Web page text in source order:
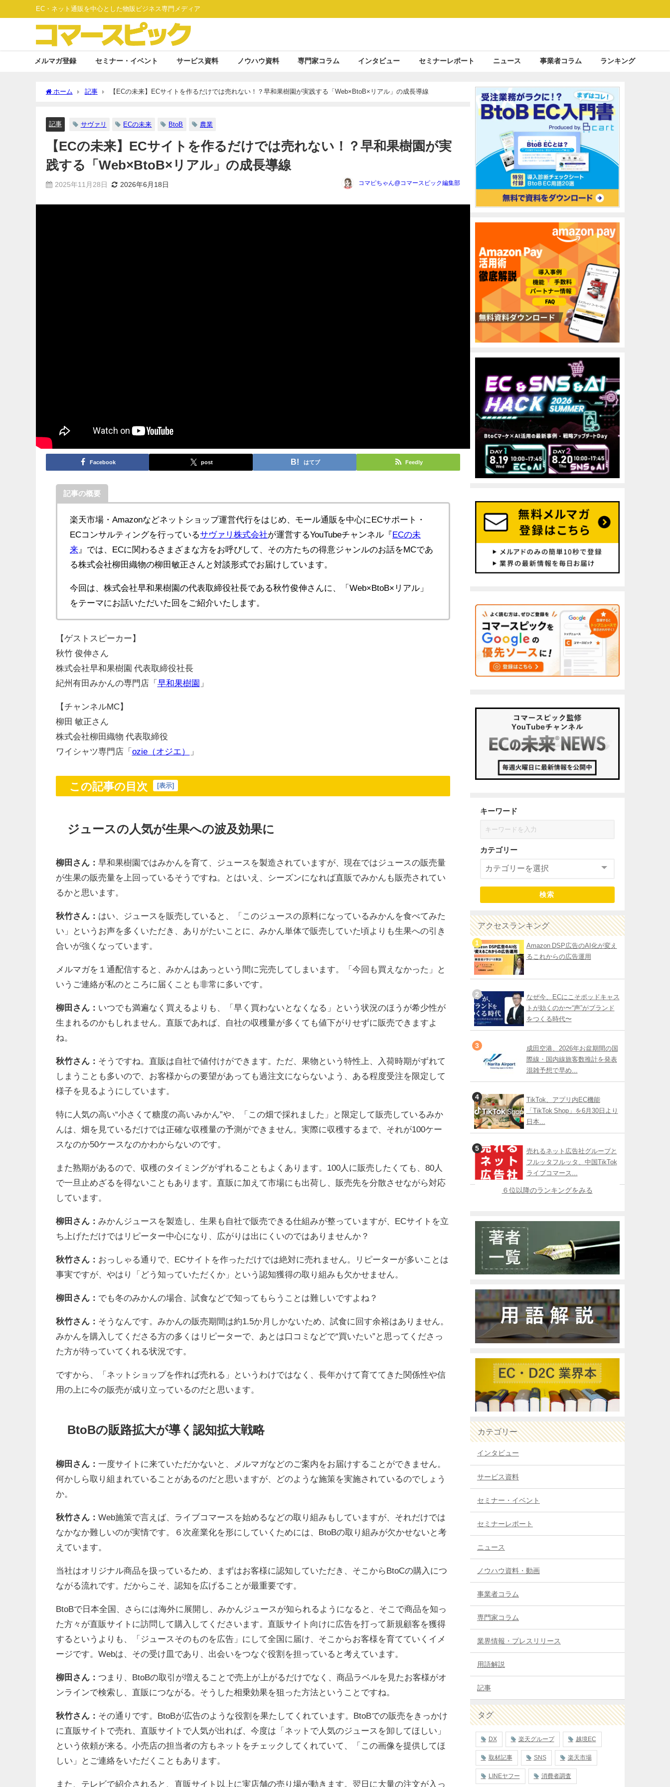
EC・ネット通販を中心とした物販ビジネス専門メディア
メルマガ登録 セミナー・イベント サービス資料 ノウハウ資料 専門家コラム インタビュー セミナーレポート ニュース 事業者コラム ランキング
ホーム 記事 【ECの未来】ECサイトを作るだけでは売れない！？早和果樹園が実践する「Web×BtoB×リアル」の成長導線
記事 サヴァリ ECの未来 BtoB 農業
【ECの未来】ECサイトを作るだけでは売れない！？早和果樹園が実
践する「Web×BtoB×リアル」の成長導線
2025年11月28日 2026年6月18日 コマピちゃん@コマースピック編集部
Facebook post はてブ Feedly
記事の概要
楽天市場・Amazonなどネットショップ運営代行をはじめ、モール通販を中心にECサポート・
ECコンサルティングを行っているサヴァリ株式会社が運営するYouTubeチャンネル『ECの未
来 』では、ECに関わるさまざまな方をお呼びして、その方たちの得意ジャンルのお話をMCであ
る株式会社柳田織物の柳田敏正さんと対談形式でお届けしています。
今回は、株式会社早和果樹園の代表取締役社長である秋竹俊伸さんに、「Web×BtoB×リアル」
をテーマにお話いただいた回をご紹介いたします。
【ゲストスピーカー】
秋竹 俊伸さん
株式会社早和果樹園 代表取締役社長
紀州有田みかんの専門店「 早和果樹園 」
【チャンネルMC】
柳田 敏正さん
株式会社柳田織物 代表取締役
ワイシャツ専門店「 ozie（オジエ） 」
この記事の目次 [表示]
ジュースの人気が生果への波及効果に
柳田さん： 早和果樹園ではみかんを育て、ジュースを製造されていますが、現在ではジュースの販売量
が生果の販売量を上回っているそうですね。とはいえ、シーズンになれば直販でみかんも販売されてい
るかと思います。
秋竹さん： はい、ジュースを販売していると、「このジュースの原料になっているみかんを食べてみた
い」というお声を多くいただき、ありがたいことに、みかん単体で販売していた頃よりも生果への引き
合いが強くなっています。
メルマガを１通配信すると、みかんはあっという間に完売してしまいます。「今回も買えなかった」と
いうご連絡が私のところに届くことも非常に多いです。
柳田さん： いつでも満遍なく買えるよりも、「早く買わないとなくなる」という状況のほうが希少性が
生まれるのかもしれません。直販であれば、自社の収穫量が多くても値下がりせずに販売できますよ
ね。
秋竹さん： そうですね。直販は自社で値付けができます。ただ、果物という特性上、入荷時期がずれて
しまうことも多いので、お客様からの要望があっても過注文にならないよう、ある程度受注を限定して
様子を見るようにしています。
特に人気の高い“小さくて糖度の高いみかん”や、「この畑で採れました」と限定して販売しているみか
んは、畑を見ているだけでは正確な収穫量の予測ができません。実際に収穫するまで、それが100ケー
スなのか50ケースなのかわからないのです。
また熟期があるので、収穫のタイミングがずれることもよくあります。100人に販売したくても、80人
で一旦止めざるを得ないこともあります。直販に加えて市場にも出荷し、販売先を分散させながら対応
しています。
柳田さん： みかんジュースを製造し、生果も自社で販売できる仕組みが整っていますが、ECサイトを立
ち上げただけではリピーター中心になり、広がりは出にくいのではありませんか？
秋竹さん： おっしゃる通りで、ECサイトを作っただけでは絶対に売れません。リピーターが多いことは
事実ですが、やはり「どう知っていただくか」という認知獲得の取り組みも欠かせません。
柳田さん： でも冬のみかんの場合、試食などで知ってもらうことは難しいですよね？
秋竹さん： そうなんです。みかんの販売期間は約1.5か月しかないため、試食に回す余裕はありません。
みかんを購入してくださる方の多くはリピーターで、あとは口コミなどで“買いたい”と思ってくださっ
た方が待っていてくれる状況です。
ですから、「ネットショップを作れば売れる」というわけではなく、長年かけて育ててきた関係性や信
用の上に今の販売が成り立っているのだと思います。
BtoBの販路拡大が導く認知拡大戦略
柳田さん： 一度サイトに来ていただかないと、メルマガなどのご案内をお届けすることができません。
何かしら取り組まれていることがあるのだと思いますが、どのような施策を実施されているのでしょう
か。
秋竹さん： Web施策で言えば、ライブコマースを始めるなどの取り組みもしていますが、それだけでは
なかなか難しいのが実情です。６次産業化を形にしていくためには、BtoBの取り組みが欠かせないと考
えています。
当社はオリジナル商品を扱っているため、まずはお客様に認知していただき、そこからBtoCの購入につ
ながる流れです。だからこそ、認知を広げることが最重要です。
BtoBで日本全国、さらには海外に展開し、みかんジュースが知られるようになると、そこで商品を知っ
た方々が直販サイトに訪問して購入してくださいます。直販サイト向けに広告を打って新規顧客を獲得
するというよりも、「ジュースそのものを広告」にして全国に届け、そこからお客様を育てていくイメ
ージです。Webは、その受け皿であり、出会いをつなぐ役割を担っていると考えています。
柳田さん： つまり、BtoBの取引が増えることで売上が上がるだけでなく、商品ラベルを見たお客様がオ
ンラインで検索し、直販につながる。そうした相乗効果を狙った方法ということですね。
秋竹さん： その通りです。BtoBが広告のような役割を果たしてくれています。BtoBでの販売をきっかけ
に直販サイトで売れ、直販サイトで人気が出れば、今度は「ネットで人気のジュースを卸してほしい」
という依頼が来る。小売店の担当者の方もネットをチェックしてくれていて、「この画像を提供してほ
しい」とご連絡をいただくこともあります。
また、テレビで紹介されると、直販サイト以上に実店舗の売り場が動きます。翌日に大量の注文が入っ
キーワード
カテゴリー
検索
アクセスランキング
Amazon DSP広告のAI化が変え
るこれからの広告運用
なぜ今、ECにこそポッドキャス
トが効くのか〜“声”がブランド
をつくる時代〜
成田空港、2026年お盆期間の国
際線・国内線旅客数推計を発表
混雑予想で早め...
TikTok、アプリ内EC機能
「TikTok Shop」を6月30日より
日本...
売れるネット広告社グループと
フルッタフルッタ、中国TikTok
ライブコマース...
６位以降のランキングをみる
カテゴリー
インタビュー
サービス資料
セミナー・イベント
セミナーレポート
ニュース
ノウハウ資料・動画
事業者コラム
専門家コラム
業界情報・プレスリリース
用語解説
記事
タグ
DX 楽天グループ 越境EC
取材記事 SNS 楽天市場
LINEヤフー 消費者調査